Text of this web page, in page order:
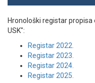
Hronološki registar
USK":
Registar 2022.
Registar 2023.
Registar 2024.
Registar 2025.